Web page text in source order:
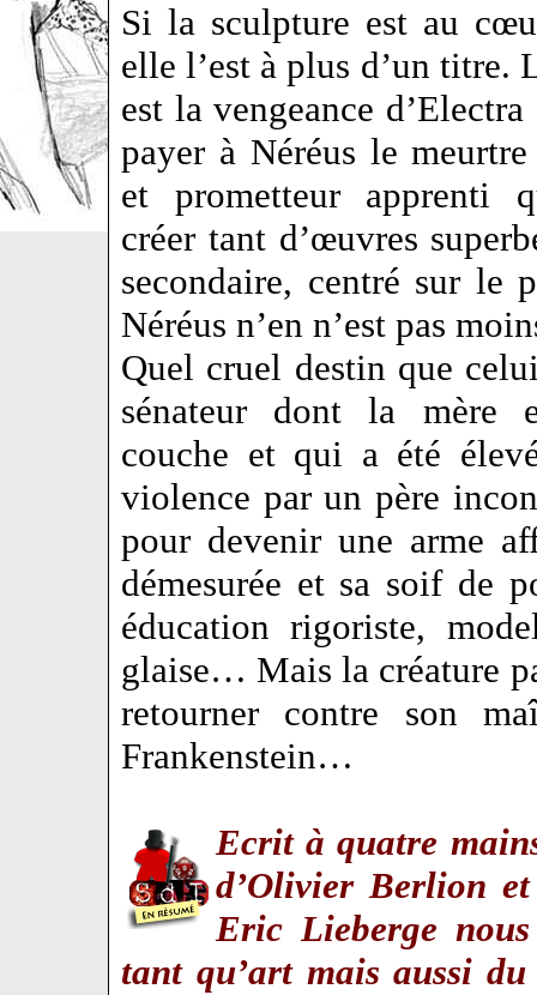
Si la sculpture est au
elle l’est à plus d’un titre.
est la vengeance
payer à Néréus le
et prometteur apprenti
créer tant d’œuvres
secondaire, centré sur le
Néréus n’en n’est pas
Quel cruel destin que
sénateur dont la mère
couche et qui a été
violence par un père
pour devenir une arme
démesurée et sa soif de
éducation rigoriste,
glaise… Mais la créature
retourner contre son
Frankenstein…
Ecrit à quatre
d’Olivier Berlion
Eric Lieberge
tant qu’art mais aussi